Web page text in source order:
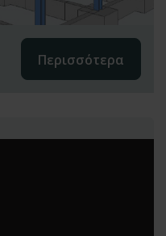
Περισσότερα